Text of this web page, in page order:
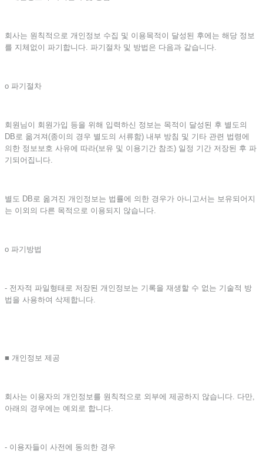
회사는 원칙적으로 개인정보 수집 및 이용목적이 달성된 후에는 해당 정보
를 지체없이 파기합니다. 파기절차 및 방법은 다음과 같습니다.
ο 파기절차
회원님이 회원가입 등을 위해 입력하신 정보는 목적이 달성된 후 별도의
DB로 옮겨져(종이의 경우 별도의 서류함) 내부 방침 및 기타 관련 법령에
의한 정보보호 사유에 따라(보유 및 이용기간 참조) 일정 기간 저장된 후 파
기되어집니다.
별도 DB로 옮겨진 개인정보는 법률에 의한 경우가 아니고서는 보유되어지
는 이외의 다른 목적으로 이용되지 않습니다.
ο 파기방법
- 전자적 파일형태로 저장된 개인정보는 기록을 재생할 수 없는 기술적 방
법을 사용하여 삭제합니다.
■ 개인정보 제공
회사는 이용자의 개인정보를 원칙적으로 외부에 제공하지 않습니다. 다만,
아래의 경우에는 예외로 합니다.
- 이용자들이 사전에 동의한 경우